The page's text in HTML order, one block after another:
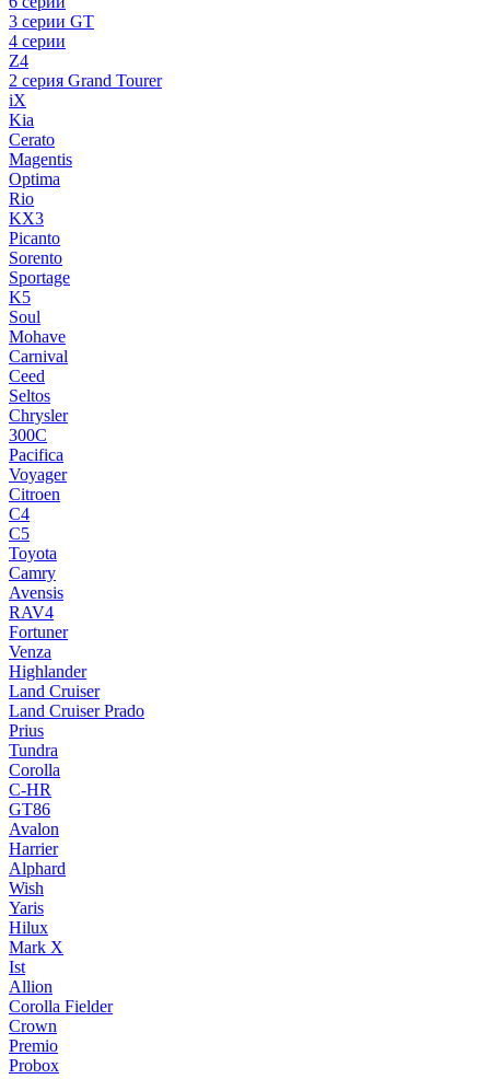
3 серии GT
4 серии
Z4
2 серия Grand Tourer
iX
Kia
Cerato
Magentis
Optima
Rio
KX3
Picanto
Sorento
Sportage
K5
Soul
Mohave
Carnival
Ceed
Seltos
Chrysler
300C
Pacifica
Voyager
Citroen
C4
C5
Toyota
Camry
Avensis
RAV4
Fortuner
Venza
Highlander
Land Cruiser
Land Cruiser Prado
Prius
Tundra
Corolla
C-HR
GT86
Avalon
Harrier
Alphard
Wish
Yaris
Hilux
Mark X
Ist
Allion
Corolla Fielder
Crown
Premio
Probox